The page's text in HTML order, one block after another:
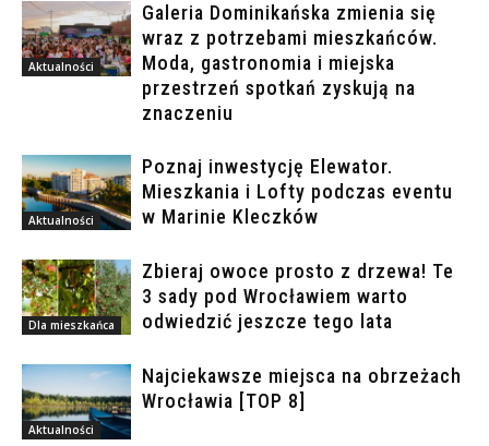
Aktualności
Galeria Dominikańska zmienia się
wraz z potrzebami mieszkańców.
Moda, gastronomia i miejska
przestrzeń spotkań zyskują na
znaczeniu
Aktualności
Poznaj inwestycję Elewator.
Mieszkania i Lofty podczas eventu
w Marinie Kleczków
Dla mieszkańca
Zbieraj owoce prosto z drzewa! Te
3 sady pod Wrocławiem warto
odwiedzić jeszcze tego lata
Aktualności
Najciekawsze miejsca na obrzeżach
Wrocławia [TOP 8]